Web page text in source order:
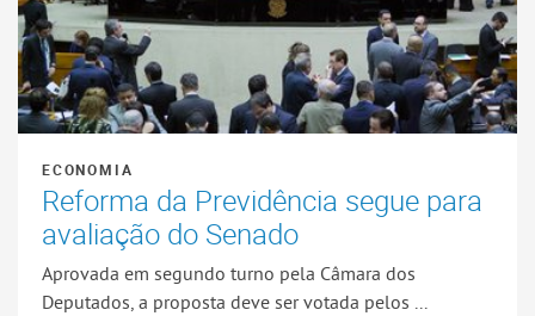
ECONOMIA
Reforma da Previdência segue para
avaliação do Senado
Aprovada em segundo turno pela Câmara dos
Deputados, a proposta deve ser votada pelos ...